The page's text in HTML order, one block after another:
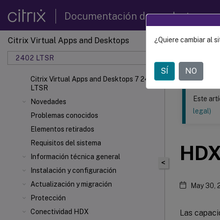
Documentación de productos
Citrix Virtual Apps and Desktops
2402 LTSR
Citrix Virtual Apps and Desktops 7 2402
LTSR
Novedades
Problemas conocidos
Elementos retirados
Requisitos del sistema
Información técnica general
Instalación y configuración
Actualización y migración
Protección
Conectividad HDX
Este
Citrix
<
Este
legal)
May 30,
Las
¿Quiere cambiar al
SÍ NO